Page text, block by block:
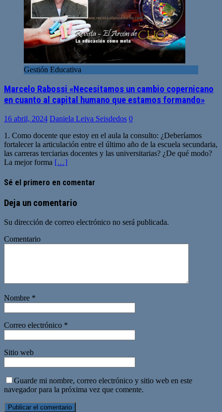
Gestión Educativa
Marcelo Rabossi «Necesitamos un cambio copernicano
en cuanto al capital humano que estamos formando»
16 abril, 2024 Daniela Leiva Seisdedos 0
1. Como docente que estoy en el aula la consulto: ¿Deberíamos
fortalecer la articulación entre el último año de la escuela secundaria,
las carreras terciarias docentes y las universitarias? ¿De qué modo?
La mejor forma […]
Sé el primero en comentar
Deja un comentario
Su dirección de correo electrónico no será publicada.
Comentario
Nombre *
Correo electrónico *
Sitio web
Guarde mi nombre, correo electrónico y sitio web en este
navegador para la próxima vez que comente.